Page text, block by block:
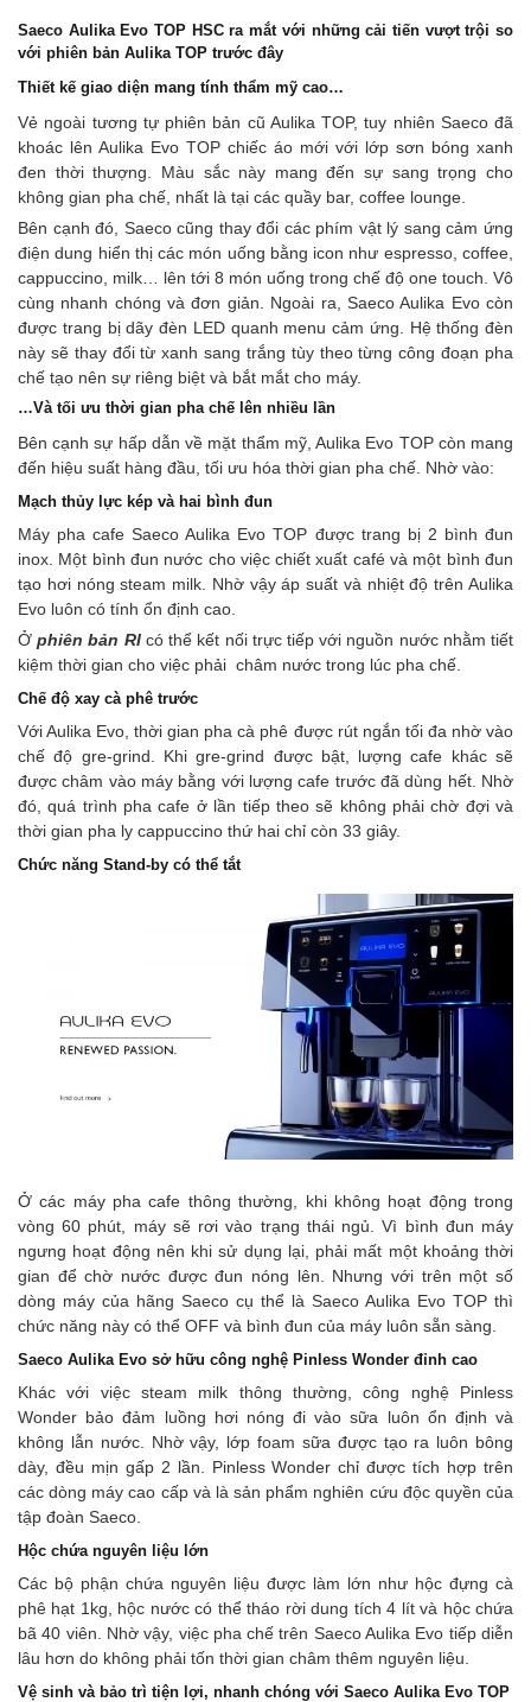
Saeco Aulika Evo TOP HSC ra mắt với những cải tiến vượt trội so
với phiên bản Aulika TOP trước đây
Thiết kế giao diện mang tính thẩm mỹ cao…
Vẻ ngoài tương tự phiên bản cũ Aulika TOP, tuy nhiên Saeco đã
khoác lên Aulika Evo TOP chiếc áo mới với lớp sơn bóng xanh
đen thời thượng. Màu sắc này mang đến sự sang trọng cho
không gian pha chế, nhất là tại các quầy bar, coffee lounge.
Bên cạnh đó, Saeco cũng thay đổi các phím vật lý sang cảm ứng
điện dung hiển thị các món uống bằng icon như espresso, coffee,
cappuccino, milk… lên tới 8 món uống trong chế độ one touch. Vô
cùng nhanh chóng và đơn giản. Ngoài ra, Saeco Aulika Evo còn
được trang bị dãy đèn LED quanh menu cảm ứng. Hệ thống đèn
này sẽ thay đổi từ xanh sang trắng tùy theo từng công đoạn pha
chế tạo nên sự riêng biệt và bắt mắt cho máy.
…Và tối ưu thời gian pha chế lên nhiều lần
Bên cạnh sự hấp dẫn về mặt thẩm mỹ, Aulika Evo TOP còn mang
đến hiệu suất hàng đầu, tối ưu hóa thời gian pha chế. Nhờ vào:
Mạch thủy lực kép và hai bình đun
Máy pha cafe Saeco Aulika Evo TOP được trang bị 2 bình đun
inox. Một bình đun nước cho việc chiết xuất café và một bình đun
tạo hơi nóng steam milk. Nhờ vậy áp suất và nhiệt độ trên Aulika
Evo luôn có tính ổn định cao.
Ởphiên bản RI có thể kết nối trực tiếp với nguồn nước nhằm tiết
kiệm thời gian cho việc phải châm nước trong lúc pha chế.
Chế độ xay cà phê trước
Với Aulika Evo, thời gian pha cà phê được rút ngắn tối đa nhờ vào
chế độ gre-grind. Khi gre-grind được bật, lượng cafe khác sẽ
được châm vào máy bằng với lượng cafe trước đã dùng hết. Nhờ
đó, quá trình pha cafe ở lần tiếp theo sẽ không phải chờ đợi và
thời gian pha ly cappuccino thứ hai chỉ còn 33 giây.
Chức năng Stand-by có thể tắt
Ở các máy pha cafe thông thường, khi không hoạt động trong
vòng 60 phút, máy sẽ rơi vào trạng thái ngủ. Vì bình đun máy
ngưng hoạt động nên khi sử dụng lại, phải mất một khoảng thời
gian để chờ nước được đun nóng lên. Nhưng với trên một số
dòng máy của hãng Saeco cụ thể là Saeco Aulika Evo TOP thì
chức năng này có thể OFF và bình đun của máy luôn sẵn sàng.
Saeco Aulika Evo sở hữu công nghệ Pinless Wonder đỉnh cao
Khác với việc steam milk thông thường, công nghệ Pinless
Wonder bảo đảm luồng hơi nóng đi vào sữa luôn ổn định và
không lẫn nước. Nhờ vậy, lớp foam sữa được tạo ra luôn bông
dày, đều mịn gấp 2 lần. Pinless Wonder chỉ được tích hợp trên
các dòng máy cao cấp và là sản phẩm nghiên cứu độc quyền của
tập đoàn Saeco.
Hộc chứa nguyên liệu lớn
Các bộ phận chứa nguyên liệu được làm lớn như hộc đựng cà
phê hạt 1kg, hộc nước có thể tháo rời dung tích 4 lít và hộc chứa
bã 40 viên. Nhờ vậy, việc pha chế trên Saeco Aulika Evo tiếp diễn
lâu hơn do không phải tốn thời gian châm thêm nguyên liệu.
Vệ sinh và bảo trì tiện lợi, nhanh chóng với Saeco Aulika Evo TOP